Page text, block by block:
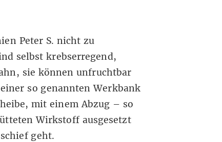
Peter S. nicht zu
selbst krebserregend,
sie können unfruchtbar
so genannten Werkbank
mit einem Abzug – so
Wirkstoff ausgesetzt
geht.